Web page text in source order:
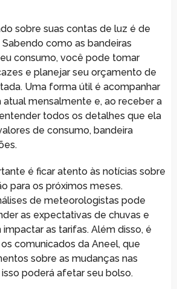
sobre suas contas de luz é de
como as bandeiras
consumo, você pode tomar
e planejar seu orçamento de
Uma forma útil é acompanhar
atual mensalmente e, ao receber a
todos os detalhes que ela
de consumo, bandeira
é ficar atento às notícias sobre
para os próximos meses.
de meteorologistas pode
as expectativas de chuvas e
as tarifas. Além disso, é
comunicados da Aneel, que
sobre as mudanças nas
poderá afetar seu bolso.